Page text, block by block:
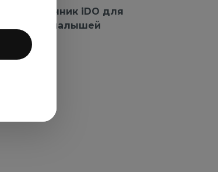
Песочник iDO для
малышей